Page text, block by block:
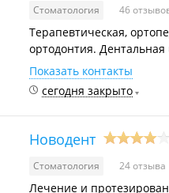
Стоматология 46
Терапевтическая,
ортодонтия.
Показать контакты
сегодня закрыто
Новодент
Стоматология 24 отзыва
Лечение и